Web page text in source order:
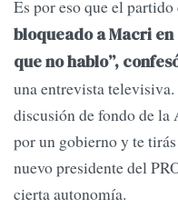
Es por eso que el
bloqueado a Macri
que no hablo”,
una entrevista
discusión de fondo de la
por un gobierno y te
nuevo presidente del
cierta autonomía.